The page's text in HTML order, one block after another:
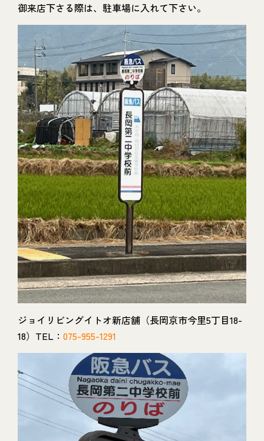
御来店下さる際は、駐車場に入れて下さい。
ジョイリビングイトオ新店舗（長岡京市今里5丁目18-
18）TEL： 075-955-1291